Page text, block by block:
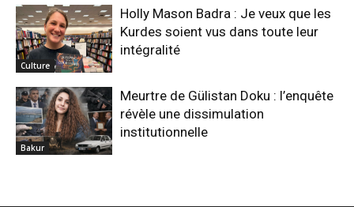
Culture
Holly Mason Badra : Je veux que les
Kurdes soient vus dans toute leur
intégralité
Bakur
Meurtre de Gülistan Doku : l’enquête
révèle une dissimulation
institutionnelle